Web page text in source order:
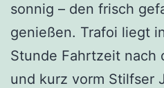
sonnig – den frisch
genießen. Trafoi liegt
Stunde Fahrtzeit nach
und kurz vorm Stilfser